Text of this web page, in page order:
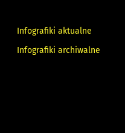
Infografiki aktualne
Infografiki archiwalne